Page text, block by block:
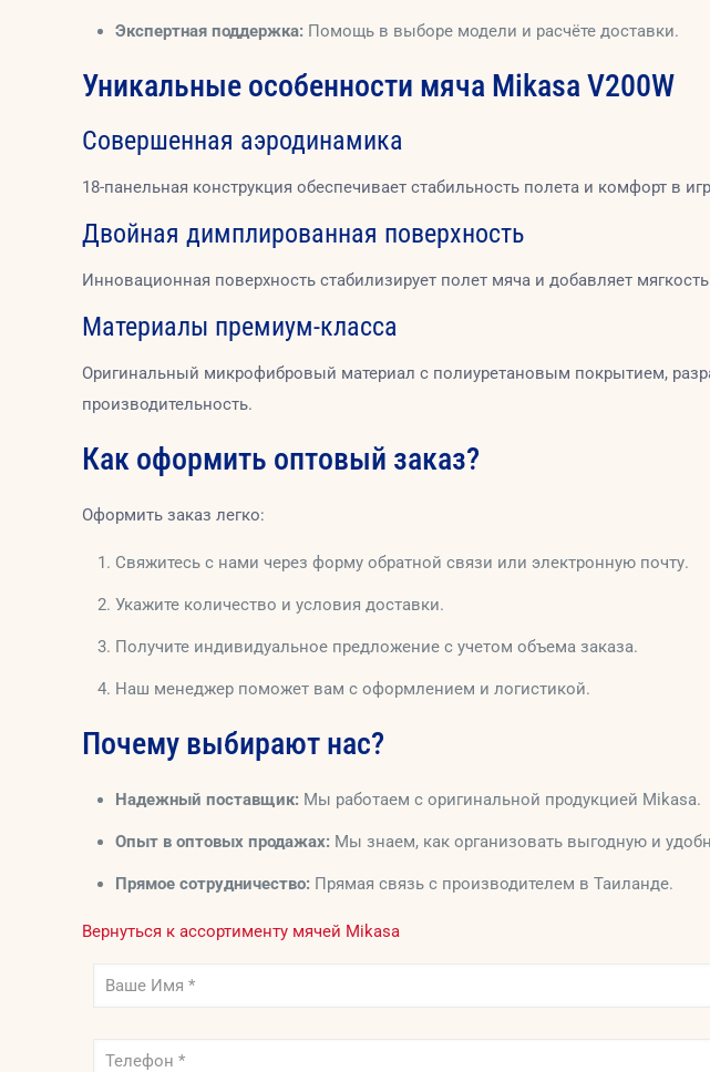
Экспертная поддержка: Помощь в выборе модели и расчёте доставки.
Уникальные особенности мяча Mikasa V200W
Совершенная аэродинамика
18-панельная конструкция обеспечивает стабильность полета и комфорт в
Двойная димплированная поверхность
Инновационная поверхность стабилизирует полет мяча и добавляет
Материалы премиум-класса
Оригинальный микрофибровый материал с полиуретановым покрытием,
производительность.
Как оформить оптовый заказ?
Оформить заказ легко:
Свяжитесь с нами через форму обратной связи или электронную почту.
Укажите количество и условия доставки.
Получите индивидуальное предложение с учетом объема заказа.
Наш менеджер поможет вам с оформлением и логистикой.
Почему выбирают нас?
Надежный поставщик: Мы работаем с оригинальной продукцией Mikasa.
Опыт в оптовых продажах: Мы знаем, как организовать выгодную и
Прямое сотрудничество: Прямая связь с производителем в Таиланде.
Вернуться к ассортименту мячей Mikasa